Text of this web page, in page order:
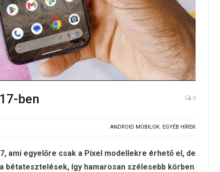
ben 0
ANDROID MOBILOK, EGYÉB HÍREK
ami egyelőre csak a Pixel modellekre érhető el, de
bétatesztelések, így hamarosan szélesebb körben